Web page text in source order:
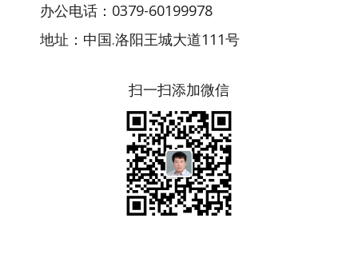
办公电话：0379-60199978
地址：中国.洛阳王城大道111号
扫一扫添加微信